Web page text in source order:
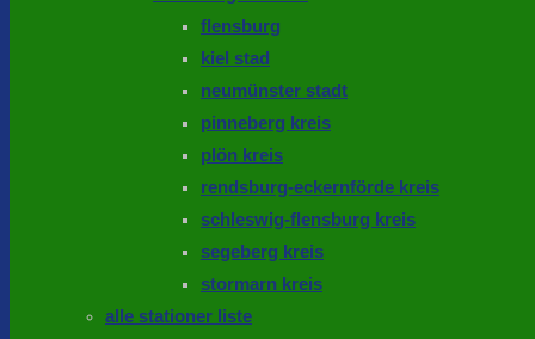
flensburg
kiel stad
neumünster stadt
pinneberg kreis
plön kreis
rendsburg-eckernförde kreis
schleswig-flensburg kreis
segeberg kreis
stormarn kreis
alle stationer liste